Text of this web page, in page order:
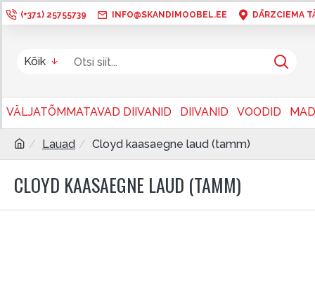
(+371) 25755739 INFO@SKANDIMOOBEL.EE DĀRZCIEMA
Kõik
VÄLJATÕMMATAVAD DIIVANID DIIVANID VOODID
Lauad Cloyd kaasaegne laud (tamm)
CLOYD KAASAEGNE LAUD (TAMM)